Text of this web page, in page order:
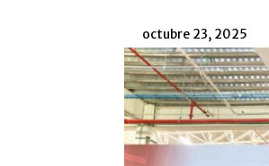
octubre 23, 2025